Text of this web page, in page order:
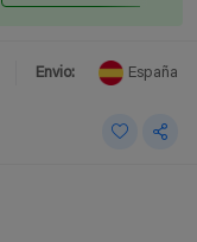
Envio: España